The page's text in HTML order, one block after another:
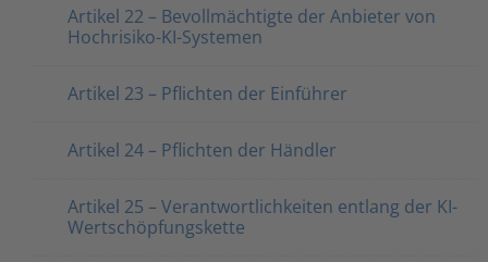
Artikel 22 – Bevollmächtigte der Anbieter von
Hochrisiko-KI-Systemen
Artikel 23 – Pflichten der Einführer
Artikel 24 – Pflichten der Händler
Artikel 25 – Verantwortlichkeiten entlang der KI-
Wertschöpfungskette